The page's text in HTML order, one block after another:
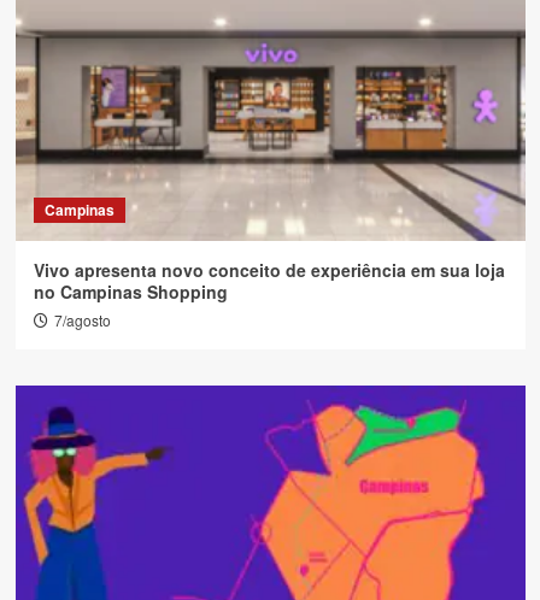
Campinas
Vivo apresenta novo conceito de experiência em sua loja
no Campinas Shopping
7/agosto